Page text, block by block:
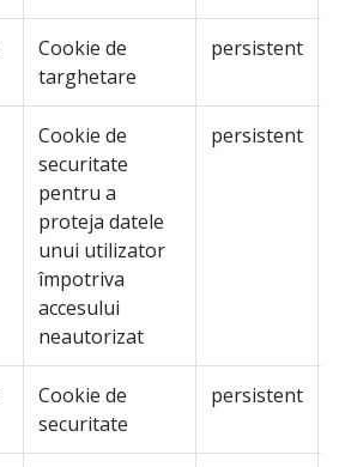
Cookie de
targhetare
persistent
Cookie de
securitate
pentru a
proteja datele
unui utilizator
împotriva
accesului
neautorizat
persistent
Cookie de
securitate
persistent